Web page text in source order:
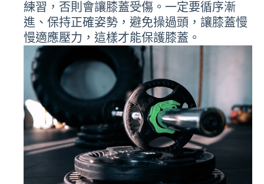
練習，否則會讓膝蓋受傷。一定要循序漸
進、保持正確姿勢，避免操過頭，讓膝蓋慢
慢適應壓力，這樣才能保護膝蓋。